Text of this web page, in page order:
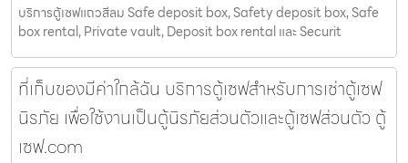
บริการตู้เซฟแถวสีลม Safe deposit box, Safety deposit box, Safe
box rental, Private vault, Deposit box rental และ Securit
ที่เก็บของมีค่าใกล้ฉัน บริการตู้เซฟสำหรับการเช่าตู้เซฟ
นิรภัย เพื่อใช้งานเป็นตู้นิรภัยส่วนตัวและตู้เซฟส่วนตัว ตู้
เซฟ.com